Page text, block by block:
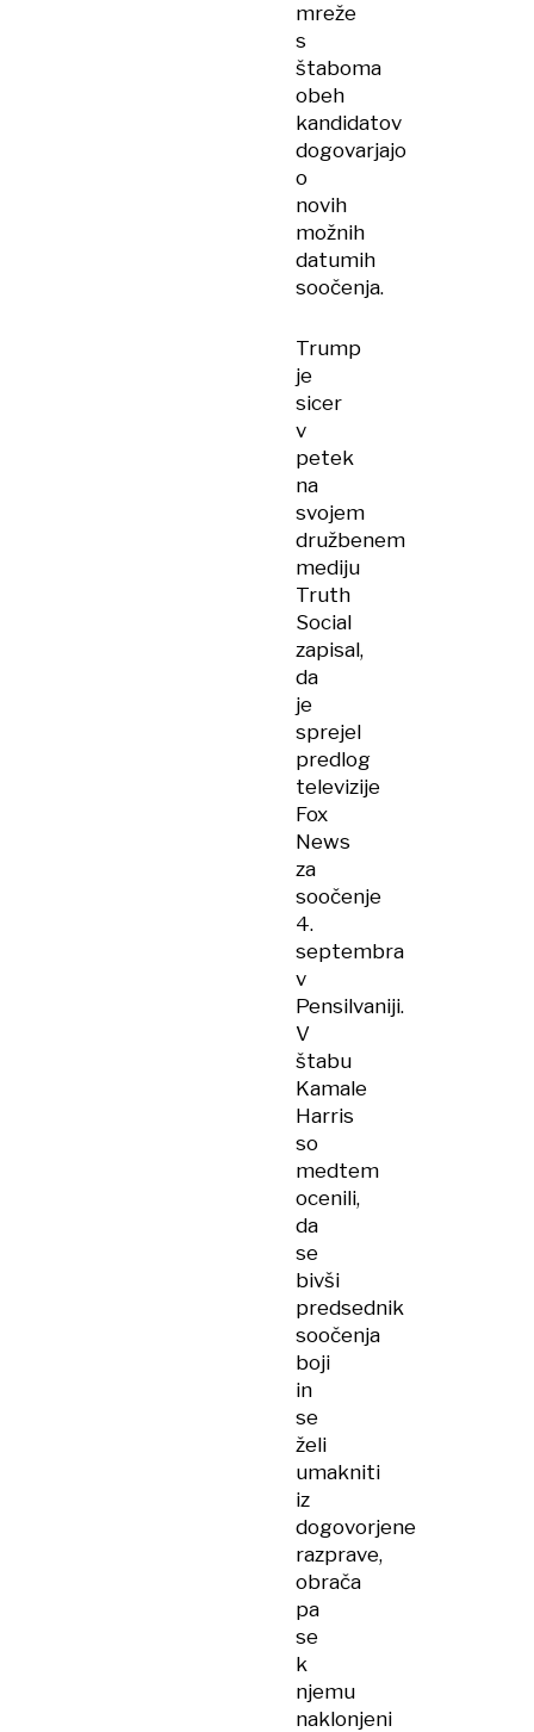
mreže
s
štaboma
obeh
kandidatov
dogovarjajo
o
novih
možnih
datumih
soočenja.
Trump
je
sicer
v
petek
na
svojem
družbenem
mediju
Truth
Social
zapisal,
da
je
sprejel
predlog
televizije
Fox
News
za
soočenje
4.
septembra
v
Pensilvaniji.
V
štabu
Kamale
Harris
so
medtem
ocenili,
da
se
bivši
predsednik
soočenja
boji
in
se
želi
umakniti
iz
dogovorjene
razprave,
obrača
pa
se
k
njemu
naklonjeni